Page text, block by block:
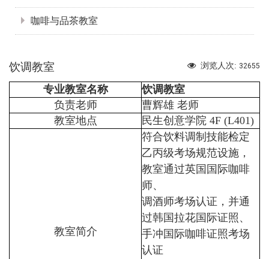
咖啡与品茶教室
浏览人次: 32655
饮调教室
专业教室名称
饮调教室
负责老师
曹辉雄 老师
教室地点
民生创意学院 4F (L401)
教室简介
符合饮料调制技能检定
乙丙级考场规范设施，
教室通过英国国际咖啡
师、
调酒师考场认证，并通
过韩国拉花国际证照、
手冲国际咖啡证照考场
认证